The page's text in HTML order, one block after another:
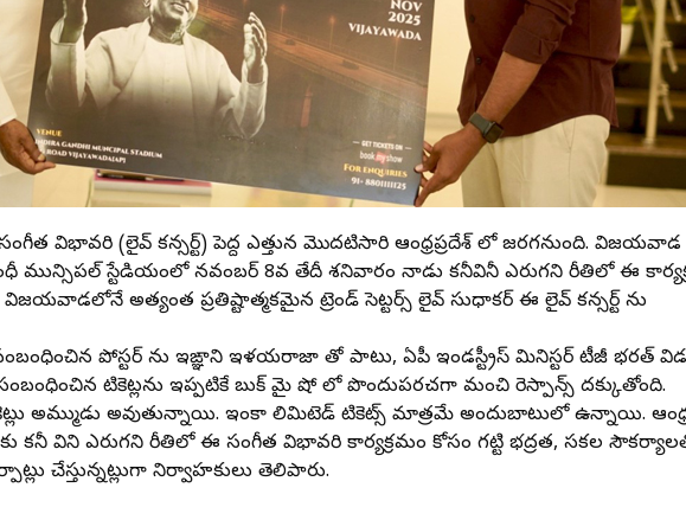
విభావరి (లైవ్ కన్సర్ట్) పెద్ద ఎత్తున మొదటిసారి ఆంధ్రప్రదేశ్ లో జరగనుంది.
మున్సిపల్ స్టేడియంలో నవంబర్ 8వ తేదీ శనివారం నాడు కనీవినీ ఎరుగని రీతిలో ఈ
అత్యంత ప్రతిష్టాత్మకమైన ట్రెండ్ సెట్టర్స్ లైవ్ సుధాకర్ ఈ లైవ్‌ కన్సర్ట్‌ ను
పోస్టర్‌ ను ఇసైఙ్ఞాని ఇళయరాజా తో పాటు, ఏపీ ఇండస్ట్రీస్ మినిస్టర్ టీజీ భరత్
టికెట్లను ఇప్పటికే బుక్ మై షో లో పొందుపరచగా మంచి రెస్పాన్స్ దక్కుతోంది.
అమ్ముడు అవుతున్నాయి. ఇంకా లిమిటెడ్ టికెట్స్ మాత్రమే అందుబాటులో ఉన్నాయి.
కనీ విని ఎరుగని రీతిలో ఈ సంగీత విభావరి కార్యక్రమం కోసం గట్టి భద్రత, సకల
చేస్తున్నట్లుగా నిర్వాహకులు తెలిపారు.